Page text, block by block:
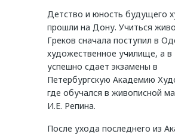
Детство и юность будущего
прошли на Дону. Учиться
Греков сначала поступил в
художественное училище, а в
успешно сдает экзамены в
Петербургскую Академию
где обучался в живописной
И.Е. Репина.
После ухода последнего из